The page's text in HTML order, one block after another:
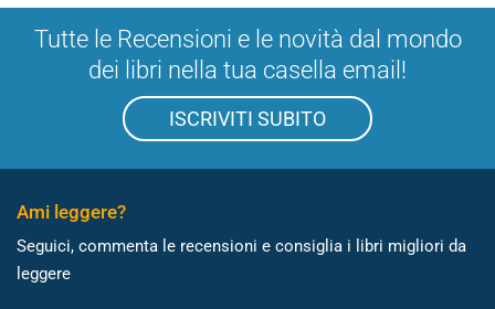
Tutte le Recensioni e le novità dal mondo
dei libri nella tua casella email!
ISCRIVITI SUBITO
Ami leggere?
Seguici, commenta le recensioni e consiglia i libri migliori da
leggere